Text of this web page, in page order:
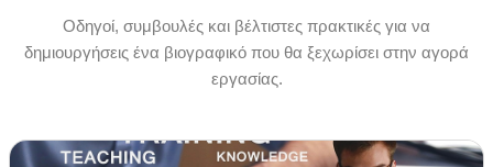
Οδηγοί, συμβουλές και βέλτιστες πρακτικές για να
δημιουργήσεις ένα βιογραφικό που θα ξεχωρίσει στην αγορά
εργασίας.